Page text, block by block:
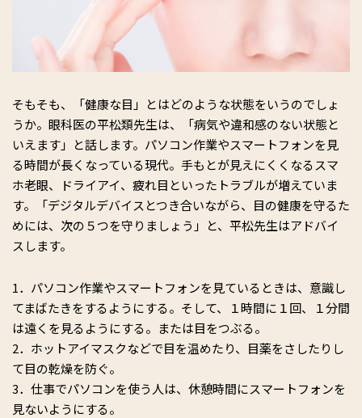
そもそも、「健康な目」とはどのような状態をいうのでしょ
うか。眼科医の平松類先生は、「病気や違和感のない状態と
いえます」と話します。パソコン作業やスマートフォンを見
る時間が長くなっている現代。手もとが見えにくくなるスマ
ホ老眼、ドライアイ、疲れ目といったトラブルが増えていま
す。「デジタルデバイスとつき合いながら、目の健康を守るた
めには、次の５つを守りましょう」と、平松先生はアドバイ
スします。
1．パソコン作業やスマートフォンを見ているときは、意識し
てまばたきをするようにする。そして、１時間に１回、１分間
は遠くを見るようにする。または目をつぶる。
2．ホットアイマスクなどで目を温めたり、目薬をさしたりし
て目の乾燥を防ぐ。
3．仕事でパソコンを使う人は、休憩時間にスマートフォンを
見ないようにする。